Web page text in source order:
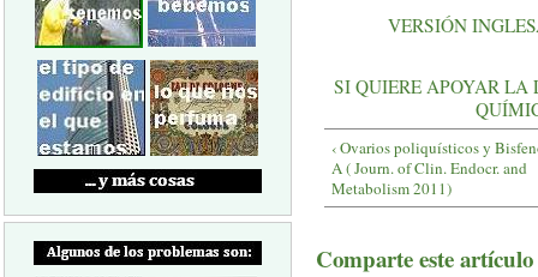
VERSIÓN
SI QUIERE APOYAR
‹ Ovarios poliquísticos y
A ( Journ. of Clin. Endocr. and
Metabolism 2011)
Comparte este artículo